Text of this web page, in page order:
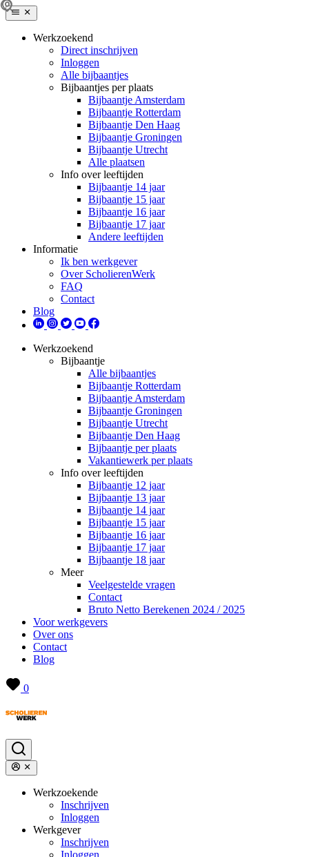
Werkzoekend
Direct inschrijven
Inloggen
Alle bijbaantjes
Bijbaantjes per plaats
Bijbaantje Amsterdam
Bijbaantje Rotterdam
Bijbaantje Den Haag
Bijbaantje Groningen
Bijbaantje Utrecht
Alle plaatsen
Info over leeftijden
Bijbaantje 14 jaar
Bijbaantje 15 jaar
Bijbaantje 16 jaar
Bijbaantje 17 jaar
Andere leeftijden
Informatie
Ik ben werkgever
Over ScholierenWerk
FAQ
Contact
Blog
Werkzoekend
Bijbaantje
Alle bijbaantjes
Bijbaantje Rotterdam
Bijbaantje Amsterdam
Bijbaantje Groningen
Bijbaantje Utrecht
Bijbaantje Den Haag
Bijbaantje per plaats
Vakantiewerk per plaats
Info over leeftijden
Bijbaantje 12 jaar
Bijbaantje 13 jaar
Bijbaantje 14 jaar
Bijbaantje 15 jaar
Bijbaantje 16 jaar
Bijbaantje 17 jaar
Bijbaantje 18 jaar
Meer
Veelgestelde vragen
Contact
Bruto Netto Berekenen 2024 / 2025
Voor werkgevers
Over ons
Contact
Blog
0
Werkzoekende
Inschrijven
Inloggen
Werkgever
Inschrijven
Inloggen